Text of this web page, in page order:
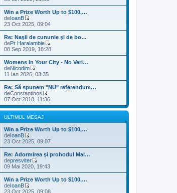
u
m
s
a
j
l
i
m
u
m
e
s
a
j
e
z
u
l
i
m
u
m
e
s
a
j
Win a Prize Worth Up to $100,…
deIoanB
V
e
z
i
u
l
t
i
m
u
m
e
s
a
23 Oct 2025, 09:04
Re: Naşii de cununie şi de bo…
dePr Haralambie
V
e
z
i
t
i
l
s
a
j
08 Sep 2019, 18:28
Womens In Your City - No Veri…
deNicodim
V
e
z
i
u
t
i
u
l
m
e
a
j
11 Ian 2026, 03:35
Re: Să spunem "NU" referendum…
deConstantinos
V
e
z
u
l
i
m
u
l
m
e
s
a
j
07 Oct 2018, 11:36
ULTIMUL MESAJ
Win a Prize Worth Up to $100,…
deIoanB
V
e
z
i
u
l
i
m
23 Oct 2025, 09:07
Re: Adormirea şi prohodul Mai…
depresviter
V
e
z
i
u
09 Mai 2020, 19:43
Win a Prize Worth Up to $100,…
deIoanB
V
23 Oct 2025, 09:08